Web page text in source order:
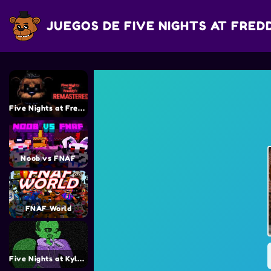
JUEGOS DE FIVE NIGHTS AT
Five Nights at Freddy’s Remaster (Nuevo juego)
Noob vs FNAF
FNAF World
Five Nights at Kyle’s